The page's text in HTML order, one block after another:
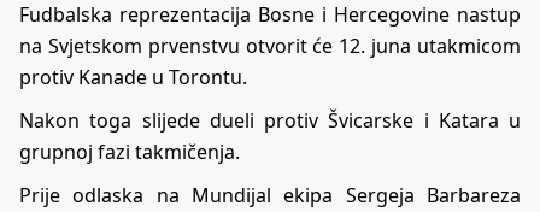
Fudbalska reprezentacija Bosne i Hercegovine nastup
na Svjetskom prvenstvu otvorit će 12. juna utakmicom
protiv Kanade u Torontu.
Nakon toga slijede dueli protiv Švicarske i Katara u
grupnoj fazi takmičenja.
Prije odlaska na Mundijal ekipa Sergeja Barbareza